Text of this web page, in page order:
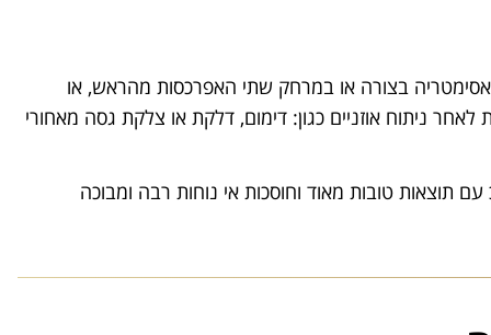
באסימטריה בצורה או במרחק שתי האפרכסות מהראש, או
ניתוח אוזניים כגון: דימום, דלקת או צלקת גסה מאחורי
תוצאות טובות מאוד וחוסכות אי נוחות רבה ומבוכה